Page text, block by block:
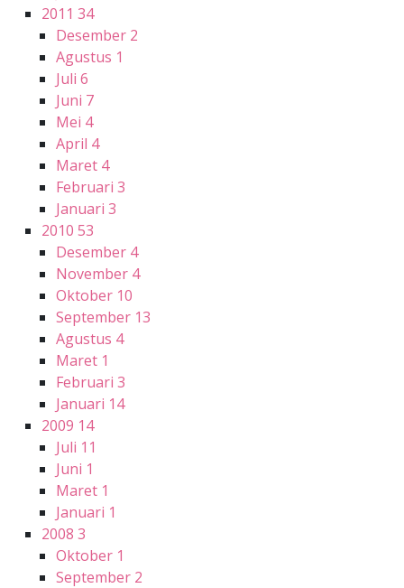
2011 34
Desember 2
Agustus 1
Juli 6
Juni 7
Mei 4
April 4
Maret 4
Februari 3
Januari 3
2010 53
Desember 4
November 4
Oktober 10
September 13
Agustus 4
Maret 1
Februari 3
Januari 14
2009 14
Juli 11
Juni 1
Maret 1
Januari 1
2008 3
Oktober 1
September 2